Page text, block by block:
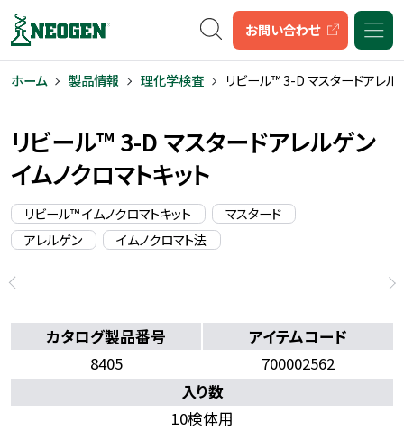
キーワード検索
お問い合わせ
ホーム 製品情報 理化学検査 リビール™ 3-D マスタードアレル
リビール™ 3-D マスタードアレルゲン
イムノクロマトキット
リビール™ イムノクロマトキット
マスタード
アレルゲン
イムノクロマト法
カタログ製品番号
8405
アイテムコード
700002562
入り数
10検体用